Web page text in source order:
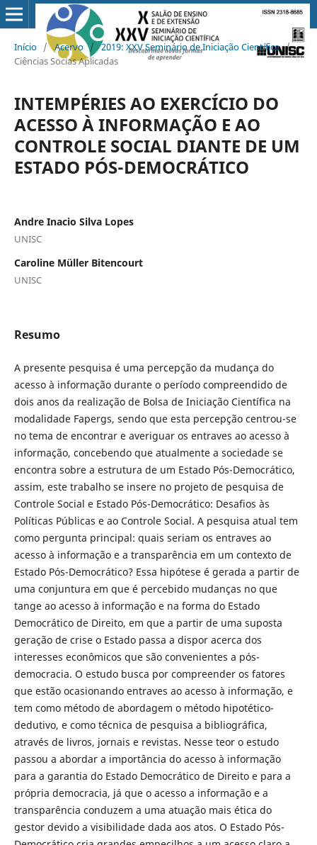
Início / Acervo / 2019: XXV Seminário de Iniciação Científica /
Ciências Socias Aplicadas
INTEMPÉRIES AO EXERCÍCIO DO
ACESSO À INFORMAÇÃO E AO
CONTROLE SOCIAL DIANTE DE UM
ESTADO PÓS-DEMOCRÁTICO
Andre Inacio Silva Lopes
UNISC
Caroline Müller Bitencourt
UNISC
Resumo
A presente pesquisa é uma percepção da mudança do
acesso à informação durante o período compreendido de
dois anos da realização de Bolsa de Iniciação Científica na
modalidade Fapergs, sendo que esta percepção centrou-se
no tema de encontrar e averiguar os entraves ao acesso à
informação, concebendo que atualmente a sociedade se
encontra sobre a estrutura de um Estado Pós-Democrático,
assim, este trabalho se insere no projeto de pesquisa de
Controle Social e Estado Pós-Democrático: Desafios às
Políticas Públicas e ao Controle Social. A pesquisa atual tem
como pergunta principal: quais seriam os entraves ao
acesso à informação e a transparência em um contexto de
Estado Pós-Democrático? Essa hipótese é gerada a partir de
uma conjuntura em que é percebido mudanças no que
tange ao acesso à informação e na forma do Estado
Democrático de Direito, em que a partir de uma suposta
geração de crise o Estado passa a dispor acerca dos
interesses econômicos que são convenientes a pós-
democracia. O estudo busca por compreender os fatores
que estão ocasionando entraves ao acesso à informação, e
tem como método de abordagem o método hipotético-
dedutivo, e como técnica de pesquisa a bibliográfica,
através de livros, jornais e revistas. Nesse teor o estudo
passou a abordar a importância do acesso à informação
para a garantia do Estado Democrático de Direito e para a
própria democracia, já que o acesso a informação e a
transparência conduzem a uma atuação mais ética do
gestor devido a visibilidade dada aos atos. O Estado Pós-